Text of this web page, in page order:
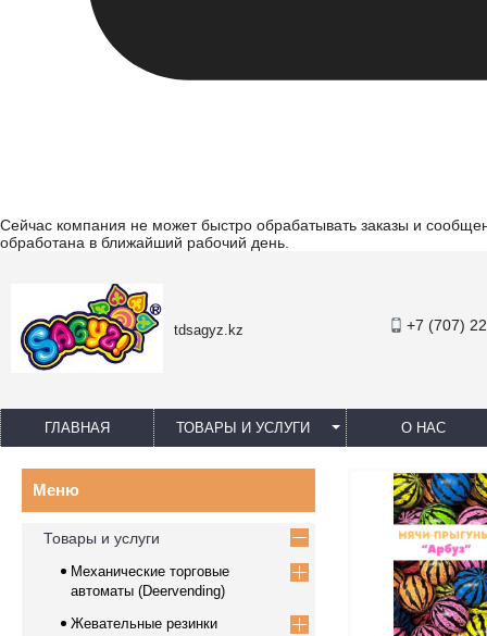
Сейчас компания не может быстро обрабатывать заказы и
обработана в ближайший рабочий день.
tdsagyz.kz +7 (707)
ГЛАВНАЯ ТОВАРЫ И УСЛУГИ О НАС
Товары и услуги
Механические торговые
автоматы (Deervending)
Жевательные резинки